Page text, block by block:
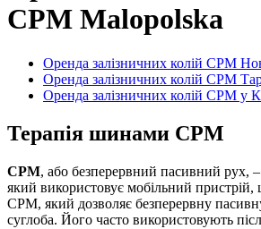
CPM Malopolska
Оренда залізничних колій CPM
Оренда залізничних колій CPM
Оренда залізничних колій CPM у
Терапія шинами CPM
CPM, або безперервний пасивний рух, –
який використовує мобільний
CPM, який дозволяє безперервну
суглоба. Його часто використовують